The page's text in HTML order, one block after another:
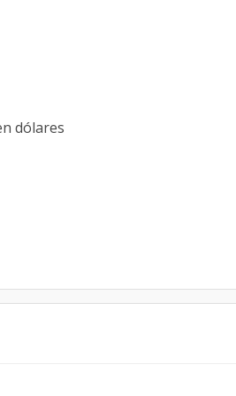
dólares